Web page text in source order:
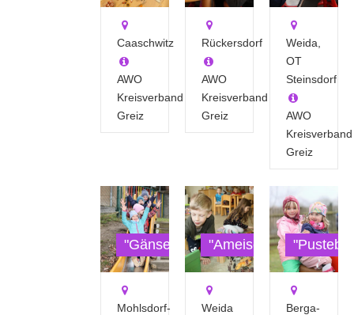
Caaschwitz
AWO
Kreisverband
Greiz
Rückersdorf
AWO
Kreisverband
Greiz
Weida,
OT
Steinsdorf
AWO
Kreisverband
Greiz
"Gänseblümchen"
Mohlsdorf-
"Ameisenburg"
Weida
Berga-